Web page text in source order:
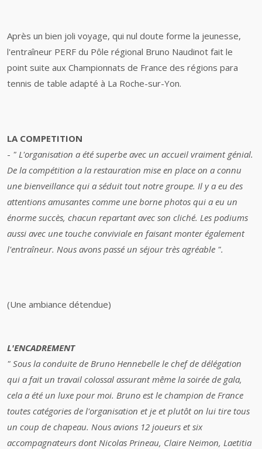
Après un bien joli voyage, qui nul doute forme la jeunesse,
l'entraîneur PERF du Pôle régional Bruno Naudinot fait le
point suite aux Championnats de France des régions para
tennis de table adapté à La Roche-sur-Yon.
LA COMPETITION
- " L'organisation a été superbe avec un accueil vraiment génial.
De la compétition a la restauration mise en place on a connu
une bienveillance qui a séduit tout notre groupe. Il y a eu des
attentions amusantes comme une borne photos qui a eu un
énorme succès, chacun repartant avec son cliché. Les podiums
aussi avec une touche conviviale en faisant monter également
l'entraîneur. Nous avons passé un séjour très agréable ".
(Une ambiance détendue)
L'ENCADREMENT
" Sous la conduite de Bruno Hennebelle le chef de délégation
qui a fait un travail colossal assurant même la soirée de gala,
cela a été un luxe pour moi. Bruno est le champion de France
toutes catégories de l'organisation et je et plutôt on lui tire tous
un coup de chapeau. Nous avions 12 joueurs et six
accompagnateurs dont Nicolas Prineau, Claire Neimon, Laetitia